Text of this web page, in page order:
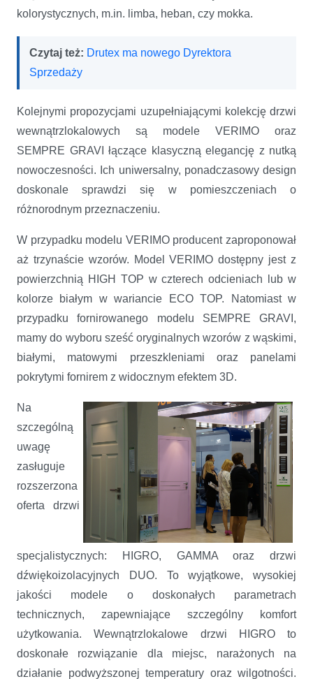
kolorystycznych, m.in. limba, heban, czy mokka.
Czytaj też: Drutex ma nowego Dyrektora
Sprzedaży
Kolejnymi propozycjami uzupełniającymi kolekcję drzwi
wewnątrzlokalowych są modele VERIMO oraz
SEMPRE GRAVI łączące klasyczną elegancję z nutką
nowoczesności. Ich uniwersalny, ponadczasowy design
doskonale sprawdzi się w pomieszczeniach o
różnorodnym przeznaczeniu.
W przypadku modelu VERIMO producent zaproponował
aż trzynaście wzorów. Model VERIMO dostępny jest z
powierzchnią HIGH TOP w czterech odcieniach lub w
kolorze białym w wariancie ECO TOP. Natomiast w
przypadku fornirowanego modelu SEMPRE GRAVI,
mamy do wyboru sześć oryginalnych wzorów z wąskimi,
białymi, matowymi przeszkleniami oraz panelami
pokrytymi fornirem z widocznym efektem 3D.
Na
szczególną
uwagę
zasługuje
rozszerzona
oferta drzwi
specjalistycznych: HIGRO, GAMMA oraz drzwi
dźwiękoizolacyjnych DUO. To wyjątkowe, wysokiej
jakości modele o doskonałych parametrach
technicznych, zapewniające szczególny komfort
użytkowania. Wewnątrzlokalowe drzwi HIGRO to
doskonałe rozwiązanie dla miejsc, narażonych na
działanie podwyższonej temperatury oraz wilgotności.